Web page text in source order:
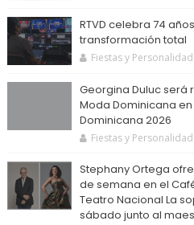
RTVD celebra 74
transformación total
Fiestas y
Georgina Duluc
Moda Dominicana
Dominicana 2026
Fiestas y
Stephany Ortega
de semana en el
Teatro Nacional La
sábado junto al